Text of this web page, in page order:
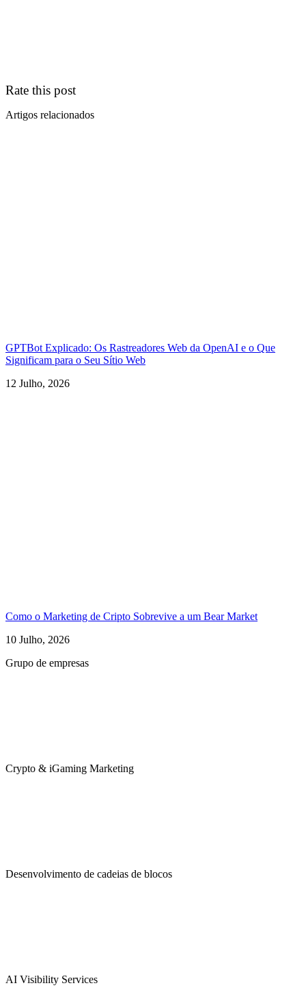
Rate this post
Artigos relacionados
GPTBot Explicado: Os Rastreadores Web da OpenAI e o Que
Significam para o Seu Sítio Web
12 Julho, 2026
Como o Marketing de Cripto Sobrevive a um Bear Market
10 Julho, 2026
Grupo de empresas
Crypto & iGaming Marketing
Desenvolvimento de cadeias de blocos
AI Visibility Services